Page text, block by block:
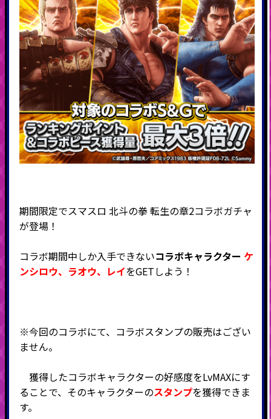
期間限定でスマスロ 北斗の拳 転生の章2コラボガチャ
が登場！
コラボ期間中しか入手できないコラボキャラクター ケ
ンシロウ、ラオウ、レイをGETしよう！
※今回のコラボにて、コラボスタンプの販売はござい
ません。
獲得したコラボキャラクターの好感度をLvMAXにす
ることで、そのキャラクターのスタンプを獲得できま
す。